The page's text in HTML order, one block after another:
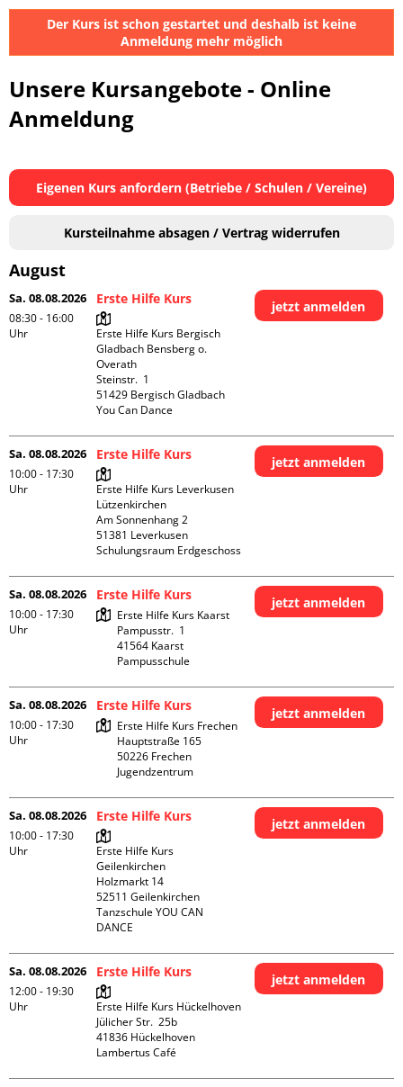
Der Kurs ist schon gestartet und deshalb ist keine
Anmeldung mehr möglich
Unsere Kursangebote - Online
Anmeldung
Eigenen Kurs anfordern (Betriebe / Schulen / Vereine)
Kursteilnahme absagen / Vertrag widerrufen
August
Sa. 08.08.2026
08:30 - 16:00
Uhr
Erste Hilfe Kurs
Erste Hilfe Kurs Bergisch
Gladbach Bensberg o.
Overath
Steinstr.  1
51429 Bergisch Gladbach
You Can Dance
jetzt anmelden
Sa. 08.08.2026
10:00 - 17:30
Uhr
Erste Hilfe Kurs
Erste Hilfe Kurs Leverkusen
Lützenkirchen
Am Sonnenhang 2
51381 Leverkusen
Schulungsraum Erdgeschoss
jetzt anmelden
Sa. 08.08.2026
10:00 - 17:30
Uhr
Erste Hilfe Kurs
Erste Hilfe Kurs Kaarst
Pampusstr.  1
41564 Kaarst
Pampusschule
jetzt anmelden
Sa. 08.08.2026
10:00 - 17:30
Uhr
Erste Hilfe Kurs
Erste Hilfe Kurs Frechen
Hauptstraße 165
50226 Frechen
Jugendzentrum
jetzt anmelden
Sa. 08.08.2026
10:00 - 17:30
Uhr
Erste Hilfe Kurs
Erste Hilfe Kurs
Geilenkirchen
Holzmarkt 14
52511 Geilenkirchen
Tanzschule YOU CAN
DANCE
jetzt anmelden
Sa. 08.08.2026
12:00 - 19:30
Uhr
Erste Hilfe Kurs
Erste Hilfe Kurs Hückelhoven
Jülicher Str.  25b
41836 Hückelhoven
Lambertus Café
jetzt anmelden